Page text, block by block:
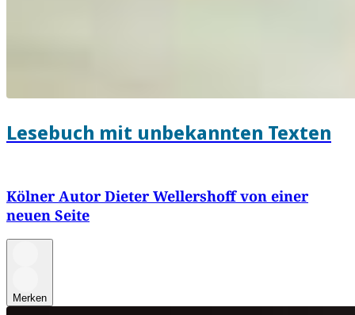
Lesebuch mit unbekannten Texten
Kölner Autor Dieter Wellershoff von einer
neuen Seite
Merken